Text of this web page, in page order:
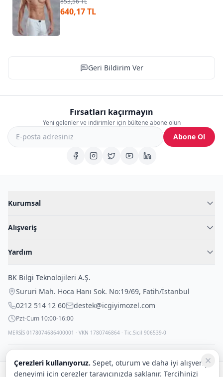
640,17 TL
Geri Bildirim Ver
Fırsatları kaçırmayın
Yeni gelenler ve indirimler için bültene abone olun
Abone Ol
Kurumsal
Blog
İç Giyim Rehberi
Alışveriş
Fantazi İç Giyim
Çocuk İç Giyim
Outlet Fırsatları
Yardım
İade Politikası
Gizli Paketleme
BK Bilgi Teknolojileri A.Ş.
Sururi Mah. Hoca Hanı Sok. No:19/69, Fatih/İstanbul
0212 514 12 60
destek@icgiyimozel.com
Pzt-Cum 10:00-16:00
MERSİS 0178074686400001 · VKN 1780746864 · Tic.Sicil 906539-0
Çerezleri kullanıyoruz. Sepet, oturum ve daha iyi alışveriş
deneyimi için çerezler tarayıcınızda saklanır. Tercihinizi